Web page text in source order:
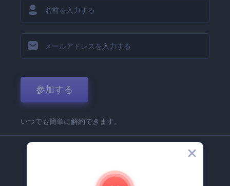
参加する
いつでも簡単に解約できます。
Renderforest 企業情報